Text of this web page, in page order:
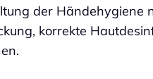
der Händehygiene
korrekte